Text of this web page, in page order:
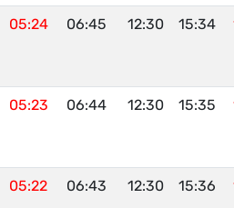
05:24 06:45 12:30 15:34
05:23 06:44 12:30 15:35
05:22 06:43 12:30 15:36